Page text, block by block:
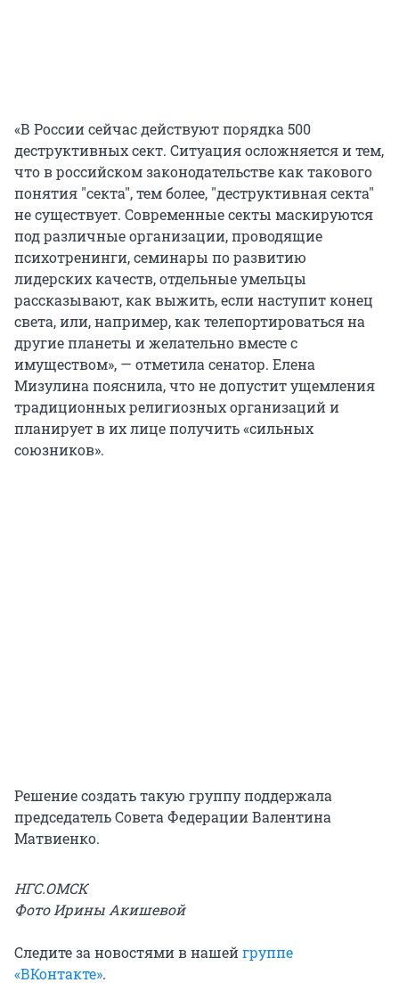
«В России сейчас действуют порядка 500
деструктивных сект. Ситуация осложняется и тем,
что в российском законодательстве как такового
понятия "секта", тем более, "деструктивная секта"
не существует. Современные секты маскируются
под различные организации, проводящие
психотренинги, семинары по развитию
лидерских качеств, отдельные умельцы
рассказывают, как выжить, если наступит конец
света, или, например, как телепортироваться на
другие планеты и желательно вместе с
имуществом», — отметила сенатор. Елена
Мизулина пояснила, что не допустит ущемления
традиционных религиозных организаций и
планирует в их лице получить «сильных
союзников».
Решение создать такую группу поддержала
председатель Совета Федерации Валентина
Матвиенко.
НГС.ОМСК
Фото Ирины Акишевой
Следите за новостями в нашейгруппе
«ВКонтакте».